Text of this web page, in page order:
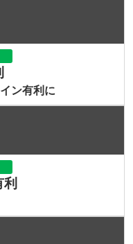
ン有利に